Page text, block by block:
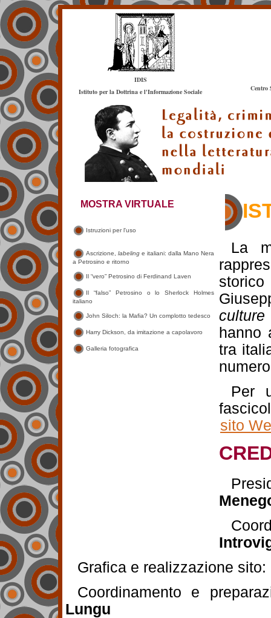
IDIS
Istituto per la Dottrina e l'Informazione Sociale
La
culture
hanno
tra
Per
sito
Grafica e realizzazione sito:
Coordinamento e
Lungu